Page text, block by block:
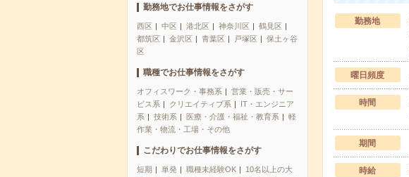
勤務地でお仕事情報をさがす
西区 中区 港北区 神奈川区
鶴見区
都筑区
金沢区 青葉区 戸塚区
保土ヶ谷
区
職種でお仕事情報をさがす
オフィスワーク・事務系
営業・販売・サー
ビス系
クリエイティブ系
IT・エンジニア
系
技術系 医療・介護・福祉・教育系
軽
作業・物流・工場・その他
こだわりでお仕事情報をさがす
短期 単発 職種未経験OK
10名以上の大
勤務地
曜日頻度
時間
期間
時給